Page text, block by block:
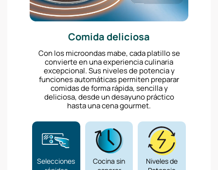
Comida deliciosa
Con los microondas mabe, cada platillo se
convierte en una experiencia culinaria
excepcional. Sus niveles de potencia y
funciones automáticas permiten preparar
comidas de forma rápida, sencilla y
deliciosa, desde un desayuno práctico
hasta una cena gourmet.
Selecciones
Cocina sin
Niveles de